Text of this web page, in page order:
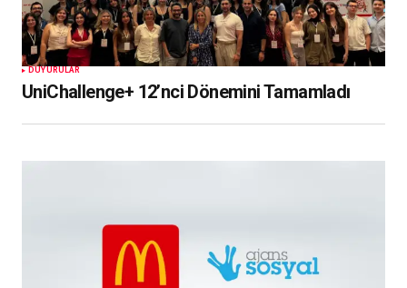
DUYURULAR
UniChallenge+ 12’nci Dönemini Tamamladı